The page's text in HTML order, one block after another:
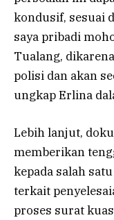
kondusif, sesuai
saya pribadi
Tualang,
polisi dan akan
ungkap Erlina
Lebih lanjut,
memberikan
kepada salah
terkait
proses surat